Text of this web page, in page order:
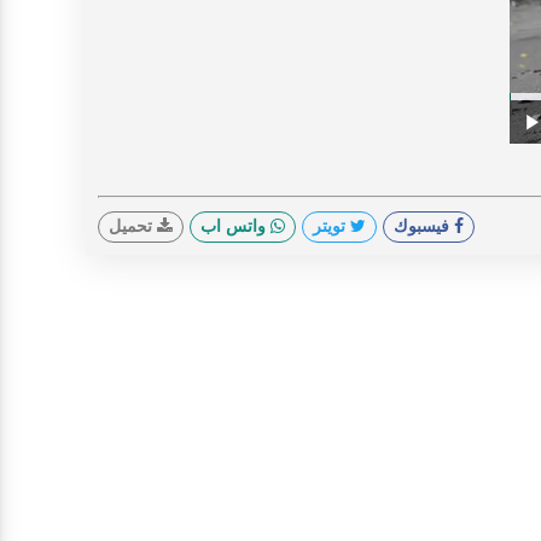
Play
0%
فيسبوك تويتر واتس اب تحميل